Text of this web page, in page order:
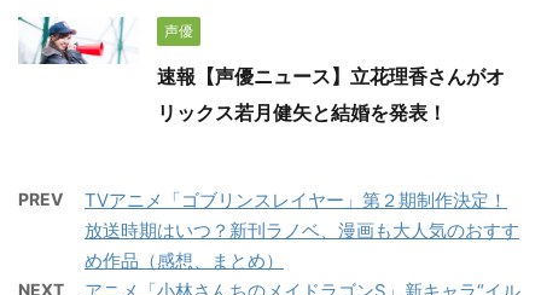
声優
速報【声優ニュース】立花理香さんがオ
リックス若月健矢と結婚を発表！
PREV
TVアニメ「ゴブリンスレイヤー」第２期制作決定！
放送時期はいつ？新刊ラノベ、漫画も大人気のおすす
め作品（感想、まとめ）
NEXT